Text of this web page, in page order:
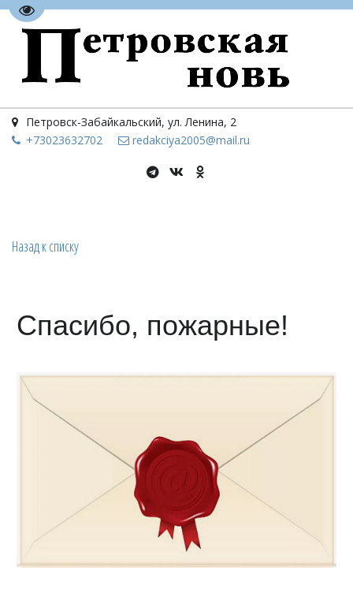
Перейти на версию для слабовидящих
Петровск-Забайкальский, ул. Ленина, 2
+73023632702 redakciya2005@mail.ru
Назад к списку
Спасибо, пожарные!